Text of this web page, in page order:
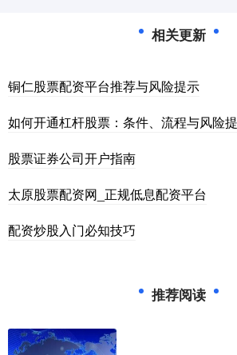
相关更新
铜仁股票配资平台推荐与风险提示
如何开通杠杆股票：条件、流程与风险
股票证券公司开户指南
太原股票配资网_正规低息配资平台
配资炒股入门必知技巧
推荐阅读